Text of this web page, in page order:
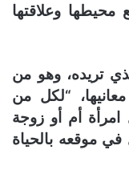
محيطها وعلاقتها
تريده، وهو من
“لكل من
أم أو زوجة
موقعه بالحياة